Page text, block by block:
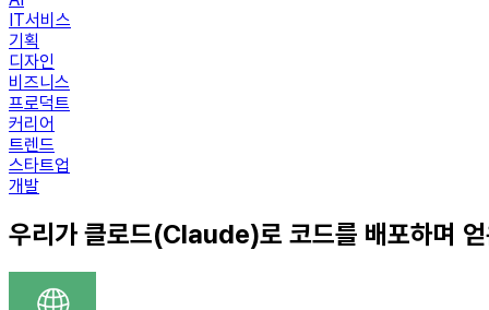
IT서비스
기획
디자인
비즈니스
프로덕트
커리어
트렌드
스타트업
개발
우리가 클로드(Claude)로 코드를 배포하며